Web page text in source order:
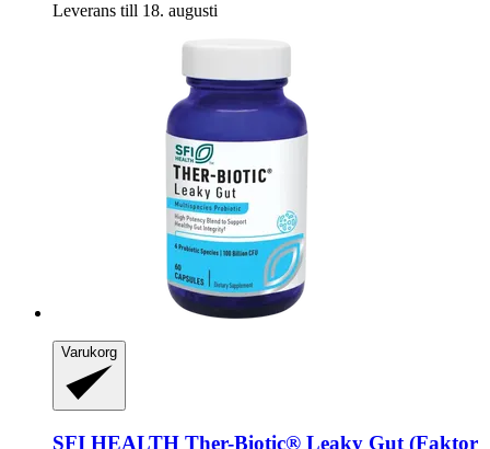
Leverans till 18. augusti
Varukorg
SFI HEALTH Ther-​Biotic® Leaky Gut (Faktor